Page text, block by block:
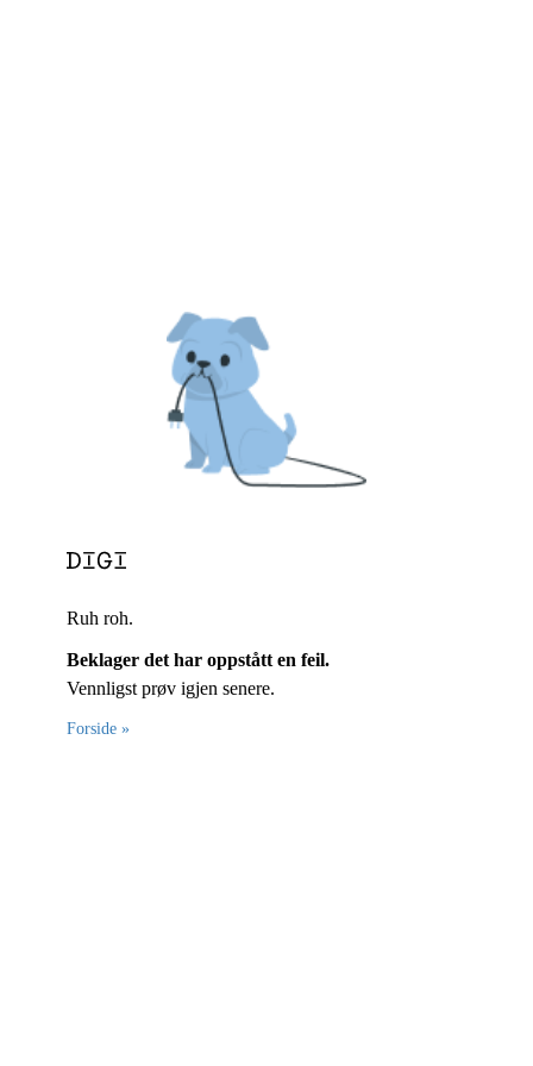
Ruh roh.
Beklager det har oppstått en feil.
Vennligst prøv igjen senere.
Forside »